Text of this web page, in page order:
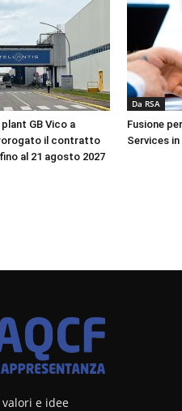
GB Vico a
il contratto
al 21 agosto 2027
Da RSA
Fusione
Services
e idee